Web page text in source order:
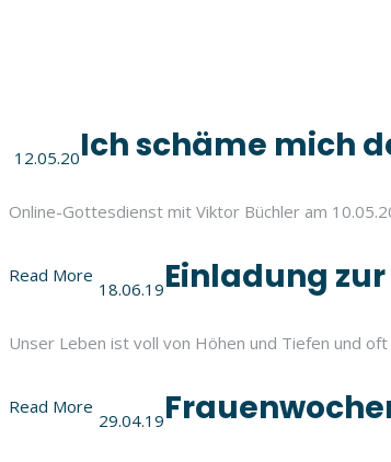
12.05.20Ich schäme mich
Online-Gottesdienst mit Viktor Büchler am
Read More
18.06.19Einladung
Unser Leben ist voll von Höhen und Tiefen und
Read More
29.04.19